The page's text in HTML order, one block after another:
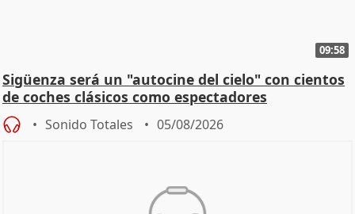
09:58
Sigüenza será un "autocine del cielo" con cientos
de coches clásicos como espectadores
Sonido Totales 05/08/2026